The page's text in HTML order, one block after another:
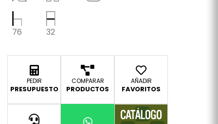
76 32
PEDIR
PRESUPUESTO
COMPARAR
PRODUCTOS
AÑADIR
FAVORITOS